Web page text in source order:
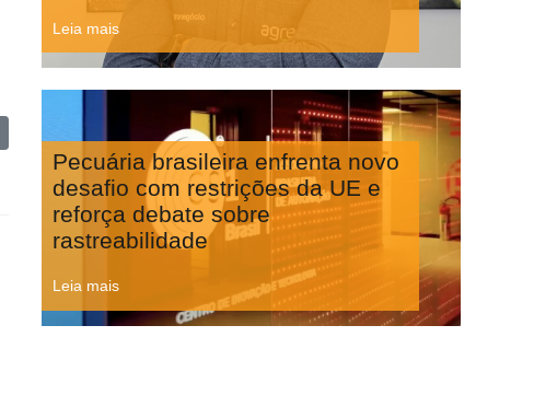
Leia mais
Pecuária brasileira enfrenta novo
desafio com restrições da UE e
reforça debate sobre
rastreabilidade
Leia mais